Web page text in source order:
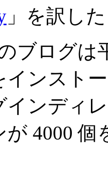
」を訳し
のブログ
インスト
インディ
が 4000 個